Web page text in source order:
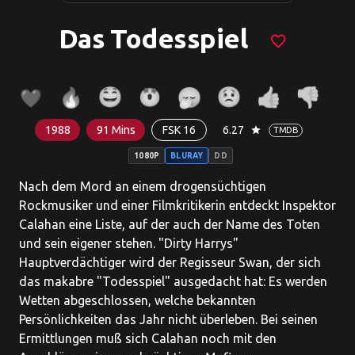
Das Todesspiel favorite_border
1988 91 Mins FSK 16 6.27 star TMDB
1080P BLURAY DD
Nach dem Mord an einem drogensüchtigen
Rockmusiker und einer Filmkritikerin entdeckt Inspektor
Calahan eine Liste, auf der auch der Name des Toten
und sein eigener stehen. "Dirty Harrys"
Hauptverdächtiger wird der Regisseur Swan, der sich
das makabre "Todesspiel" ausgedacht hat: Es werden
Wetten abgeschlossen, welche bekannten
Persönlichkeiten das Jahr nicht überleben. Bei seinen
Ermittlungen muß sich Calahan noch mit den